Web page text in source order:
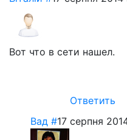
Вот что в сети нашел.
Ответить
Вад #17 серпня